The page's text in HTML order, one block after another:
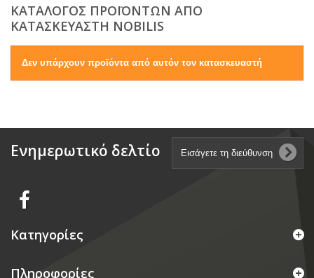
ΚΑΤΆΛΟΓΟΣ ΠΡΟΪΌΝΤΩΝ ΑΠΌ
ΚΑΤΑΣΚΕΥΑΣΤΉ NOBILIS
Δεν υπάρχουν προϊόντα από αυτόν τον κατασκευαστή
Ενημερωτικό δελτίο
Κατηγορίες
Πληροφορίες